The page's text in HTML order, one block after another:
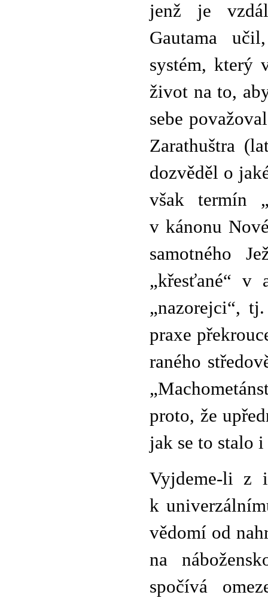
jenž je
Gautama
systém, který
život na to,
sebe
Zarathuštra
dozvěděl o
však termín
v kánonu
samotného
„křesťané“ v
„nazorejci“,
praxe
raného
proto, že
jak se to stalo
Vyjdeme-li z
k
vědomí od
na
spočívá